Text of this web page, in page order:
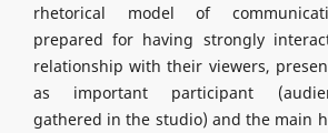
rhetorical model of
prepared for having strongly
relationship with their viewers,
as important participant
gathered in the studio) and the main